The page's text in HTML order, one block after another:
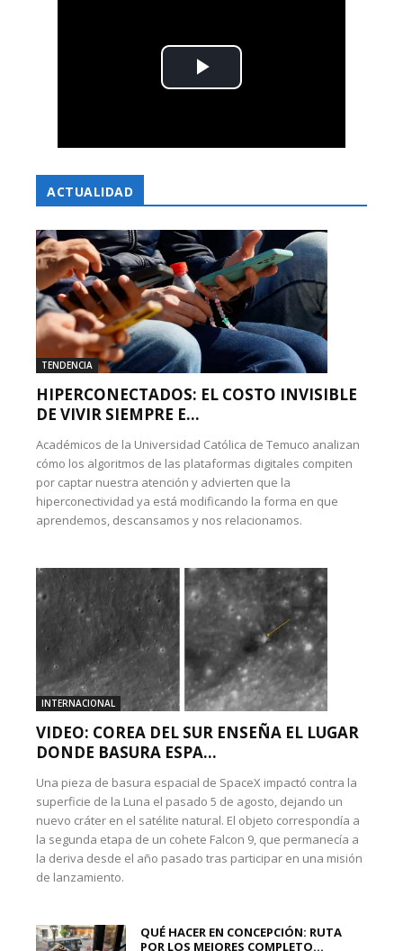
ACTUALIDAD
TENDENCIA
HIPERCONECTADOS: EL COSTO INVISIBLE
DE VIVIR SIEMPRE E...
Académicos de la Universidad Católica de Temuco analizan
cómo los algoritmos de las plataformas digitales compiten
por captar nuestra atención y advierten que la
hiperconectividad ya está modificando la forma en que
aprendemos, descansamos y nos relacionamos.
INTERNACIONAL
VIDEO: COREA DEL SUR ENSEÑA EL LUGAR
DONDE BASURA ESPA...
Una pieza de basura espacial de SpaceX impactó contra la
superficie de la Luna el pasado 5 de agosto, dejando un
nuevo cráter en el satélite natural. El objeto correspondía a
la segunda etapa de un cohete Falcon 9, que permanecía a
la deriva desde el año pasado tras participar en una misión
de lanzamiento.
QUÉ HACER EN CONCEPCIÓN: RUTA
POR LOS MEJORES COMPLETO...